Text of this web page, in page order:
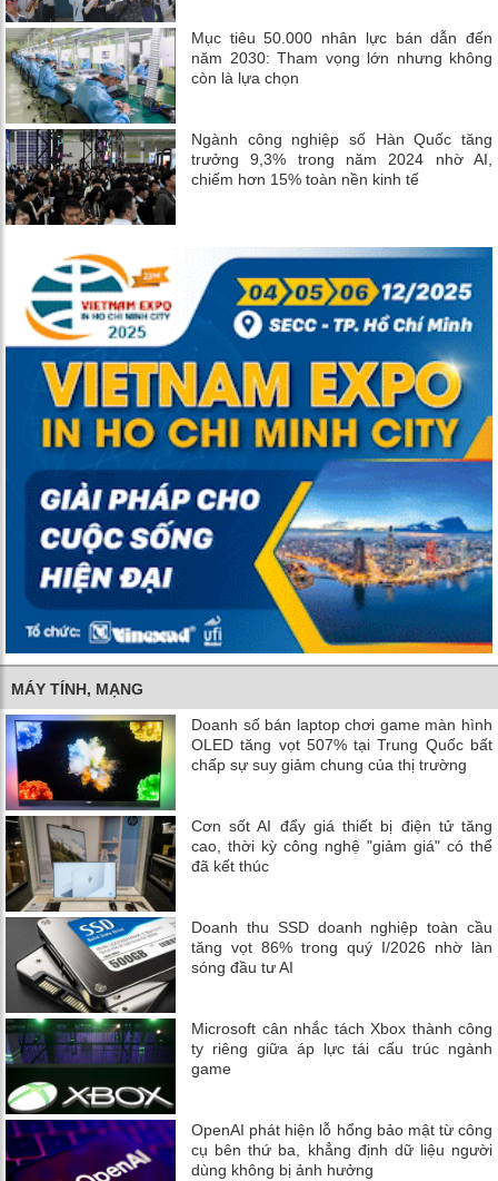
Mục tiêu 50.000 nhân lực bán dẫn đến
năm 2030: Tham vọng lớn nhưng không
còn là lựa chọn
Ngành công nghiệp số Hàn Quốc tăng
trưởng 9,3% trong năm 2024 nhờ AI,
chiếm hơn 15% toàn nền kinh tế
MÁY TÍNH, MẠNG
Doanh số bán laptop chơi game màn hình
OLED tăng vọt 507% tại Trung Quốc bất
chấp sự suy giảm chung của thị trường
Cơn sốt AI đẩy giá thiết bị điện tử tăng
cao, thời kỳ công nghệ "giảm giá" có thể
đã kết thúc
Doanh thu SSD doanh nghiệp toàn cầu
tăng vọt 86% trong quý I/2026 nhờ làn
sóng đầu tư AI
Microsoft cân nhắc tách Xbox thành công
ty riêng giữa áp lực tái cấu trúc ngành
game
OpenAI phát hiện lỗ hổng bảo mật từ công
cụ bên thứ ba, khẳng định dữ liệu người
dùng không bị ảnh hưởng